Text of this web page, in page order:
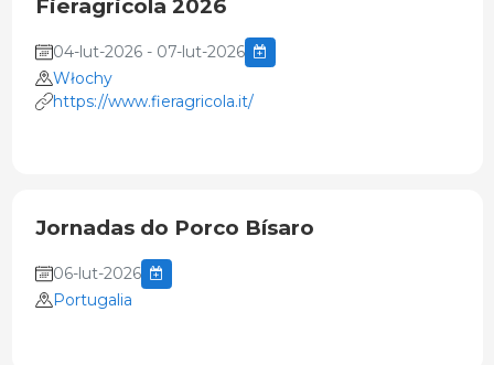
Fieragricola 2026
04-lut-2026 - 07-lut-2026
Włochy
https://www.fieragricola.it/
Jornadas do Porco Bísaro
06-lut-2026
Portugalia